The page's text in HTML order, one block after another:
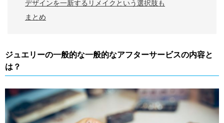
デザインを一新するリメイクという選択肢も
まとめ
ジュエリーの一般的な一般的なアフターサービスの内容と
は？